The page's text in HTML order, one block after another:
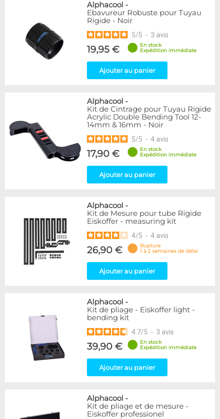
Alphacool -
Ebavureur Robuste pour Tuyau
Rigide - Noir
5/5 - 3 avis
19,95 €
En stock
Expédition immédiate
Ajouter au panier
Alphacool -
Kit de Cintrage pour Tuyau Rigide
Acrylic Double Bending Tool 12-
14mm & 16mm - Noir
5/5 - 4 avis
17,90 €
En stock
Expédition immédiate
Ajouter au panier
Alphacool -
Kit de Mesure pour tube Rigide
Eiskoffer - measuring kit
4/5 - 4 avis
26,90 €
Rupture
1 à 2 semaines de délai
Ajouter au panier
Alphacool -
Kit de pliage - Eiskoffer light -
bending kit
4.7/5 - 3 avis
39,90 €
En stock
Expédition immédiate
Ajouter au panier
Alphacool -
Kit de pliage et de mesure -
Eiskoffer professionel